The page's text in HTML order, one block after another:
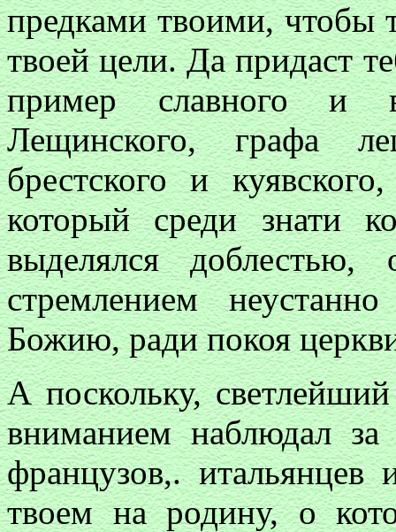
предками твоими, чтобы
твоей цели. Да придаст
пример славного и
Лещинского, графа
брестского и
который среди знати
выделялся доблестью,
стремлением
Божию, ради покоя
А поскольку,
вниманием наблюдал
французов,.
твоем на родину, о